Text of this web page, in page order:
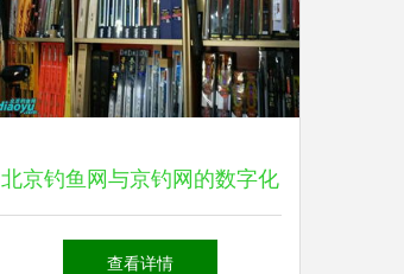
北京钓鱼网与京钓网的数字化
转身 从论坛土壤到生态渔业
查看详情